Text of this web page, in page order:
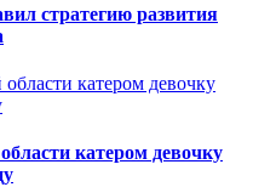
стратегию развития
катером девочку